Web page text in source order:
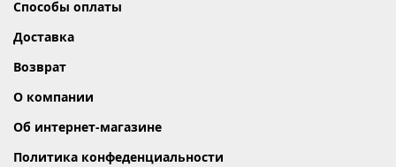
Способы оплаты
Доставка
Возврат
О компании
Об интернет-магазине
Политика конфеденциальности